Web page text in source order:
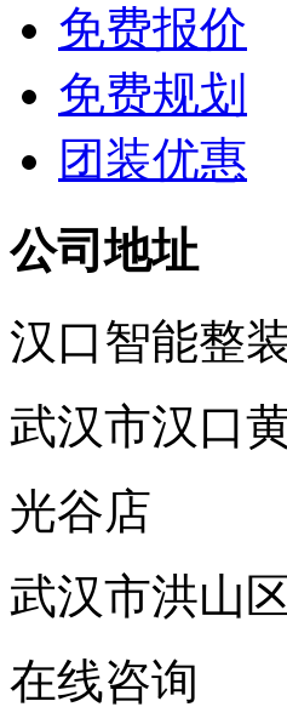
免费报价
免费规划
团装优惠
公司地址
汉口智能整
武汉市汉口
光谷店
武汉市洪山
在线咨询